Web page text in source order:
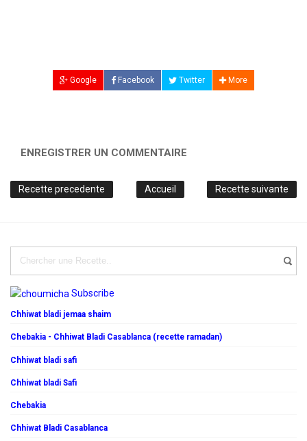
Google Facebook Twitter More
ENREGISTRER UN COMMENTAIRE
Recette precedente Recette suivante
Accueil
Subscribe
Chhiwat bladi jemaa shaim
Chebakia - Chhiwat Bladi Casablanca (recette ramadan)
Chhiwat bladi safi
Chhiwat bladi Safi
Chebakia
Chhiwat Bladi Casablanca